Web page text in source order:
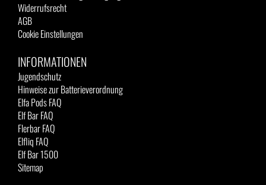
Widerrufsrecht
AGB
Cookie Einstellungen
INFORMATIONEN
Jugendschutz
Hinweise zur Batterieverordnung
Elfa Pods FAQ
Elf Bar FAQ
Flerbar FAQ
Elfliq FAQ
Elf Bar 1500
Sitemap